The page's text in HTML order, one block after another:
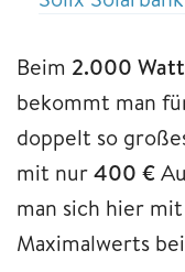
Beim 2.000
bekommt man
doppelt so
mit nur400 €
man sich hier
Maximalwerts